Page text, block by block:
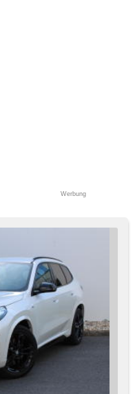
Werbung